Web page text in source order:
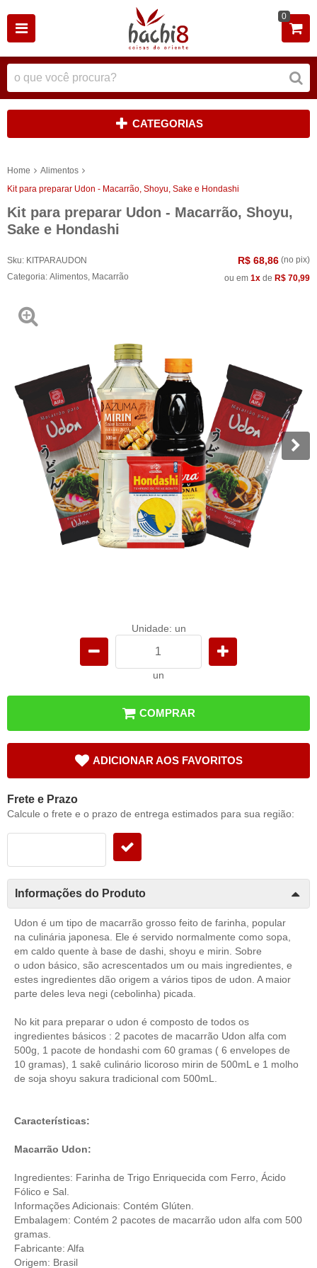
0
CATEGORIAS
Home
Alimentos
Kit para preparar Udon - Macarrão, Shoyu, Sake e Hondashi
Kit para preparar Udon - Macarrão, Shoyu,
Sake e Hondashi
Sku: KITPARAUDON
Categoria: Alimentos Macarrão
R$ 68,86 (no pix)
ou em 1x de R$ 70,99
Unidade: un
un
COMPRAR
ADICIONAR AOS FAVORITOS
Frete e Prazo
Calcule o frete e o prazo de entrega estimados para sua região:
Informações do Produto
Udon é um tipo de macarrão grosso feito de farinha, popular
na culinária japonesa. Ele é servido normalmente como sopa,
em caldo quente à base de dashi, shoyu e mirin. Sobre
o udon básico, são acrescentados um ou mais ingredientes, e
estes ingredientes dão origem a vários tipos de udon. A maior
parte deles leva negi (cebolinha) picada.
No kit para preparar o udon é composto de todos os
ingredientes básicos : 2 pacotes de macarrão Udon alfa com
500g, 1 pacote de hondashi com 60 gramas ( 6 envelopes de
10 gramas), 1 sakê culinário licoroso mirin de 500mL e 1 molho
de soja shoyu sakura tradicional com 500mL.
Características:
Macarrão Udon:
Ingredientes: Farinha de Trigo Enriquecida com Ferro, Ácido
Fólico e Sal.
Informações Adicionais: Contém Glúten.
Embalagem: Contém 2 pacotes de macarrão udon alfa com 500
gramas.
Fabricante: Alfa
Origem: Brasil